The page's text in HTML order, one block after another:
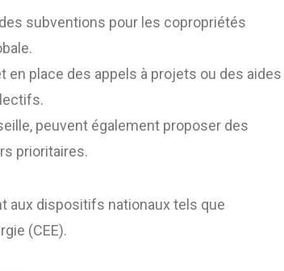
subventions pour les copropriétés
en place des appels à projets ou des aides
peuvent également proposer des
prioritaires.
aux dispositifs nationaux tels que
(CEE).